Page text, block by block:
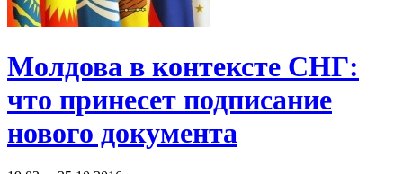
Молдова в контексте СНГ:
что принесет подписание
нового документа